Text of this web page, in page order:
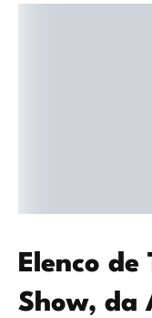
Elenco de
Show, da